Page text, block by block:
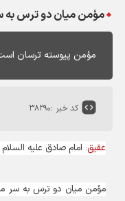
مؤمن میان دو ترس به
مؤمن پیوسته ترسان
کد خبر :۳۸۲۹۰
عقیق: امام صادق علیه السلام
مؤمن میان دو ترس به سر